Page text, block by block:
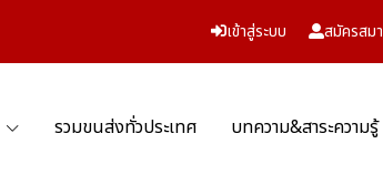
เข้าสู่ระบบ สมัครสม
รวมขนส่งทั่วประเทศ บทความ&สาระความรู้